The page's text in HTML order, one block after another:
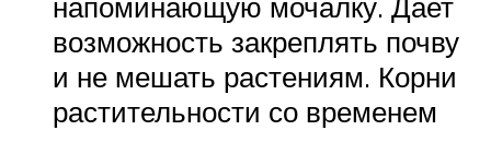
возможность закреплять почву
и не мешать растениям. Корни
растительности со временем